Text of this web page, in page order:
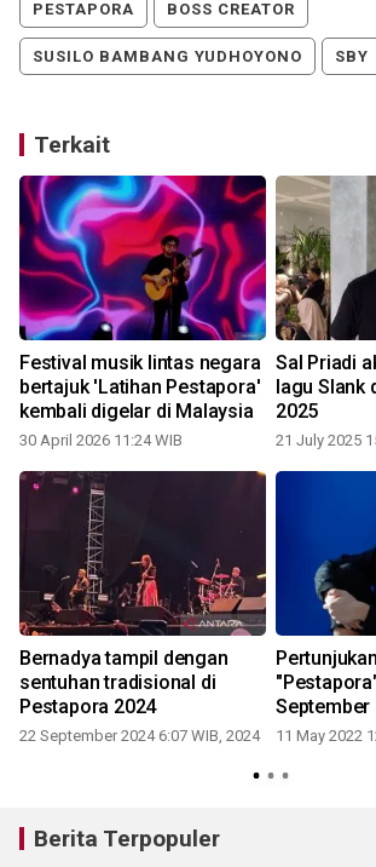
PESTAPORA BOSS CREATOR
SUSILO BAMBANG YUDHOYONO SBY
Terkait
Festival musik lintas negara
bertajuk 'Latihan Pestapora'
kembali digelar di Malaysia
30 April 2026 11:24 WIB
Sal Priadi
lagu Slank
2025
21 July 2025
Bernadya tampil dengan
sentuhan tradisional di
Pestapora 2024
22 September 2024 6:07 WIB, 2024
September
11 May 2022
Berita Terpopuler